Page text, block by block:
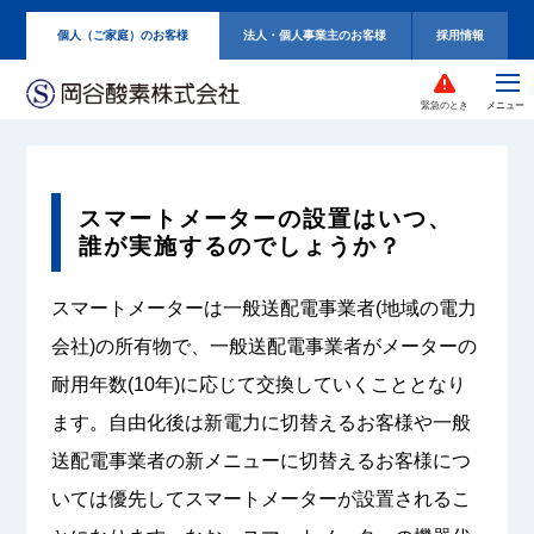
個人（ご家庭）のお客様 法人・個人事業主のお客様 採用情報
緊急のとき
スマートメーターの設置はいつ、
誰が実施するのでしょうか？
スマートメーターは一般送配電事業者(地域の電力
会社)の所有物で、一般送配電事業者がメーターの
耐用年数(10年)に応じて交換していくこととなり
ます。自由化後は新電力に切替えるお客様や一般
送配電事業者の新メニューに切替えるお客様につ
いては優先してスマートメーターが設置されるこ